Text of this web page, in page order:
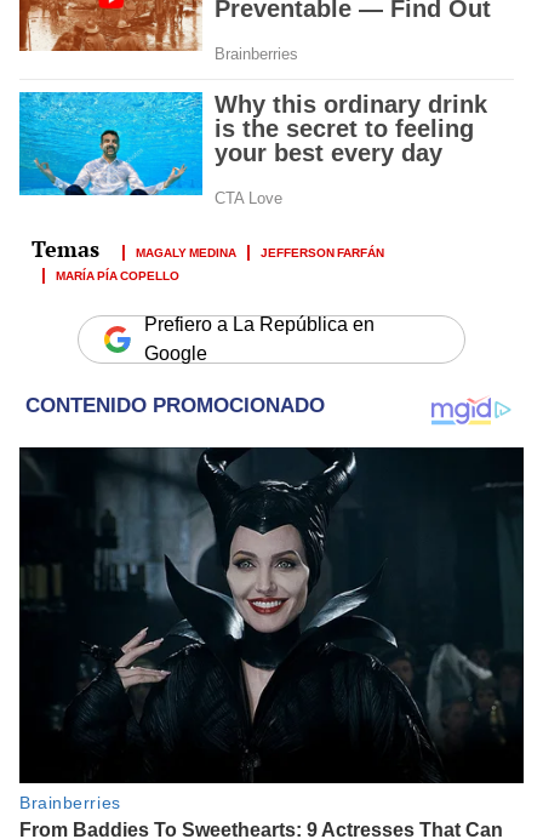
MAGALY MEDINA
JEFFERSON FARFÁN
MARÍA PÍA COPELLO
Prefiero a La República en
Google